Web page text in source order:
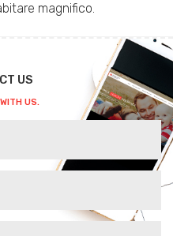
magnifico.
US
US.